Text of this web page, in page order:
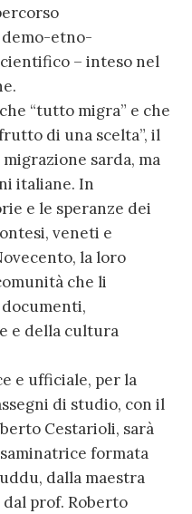
etno-
– inteso nel
“tutto migra” e che
di una scelta”, il
sarda, ma
italiane. In
e le speranze dei
veneti e
la loro
che li
e della cultura
e ufficiale, per la
di studio, con il
Cestarioli, sarà
formata
dalla maestra
prof. Roberto